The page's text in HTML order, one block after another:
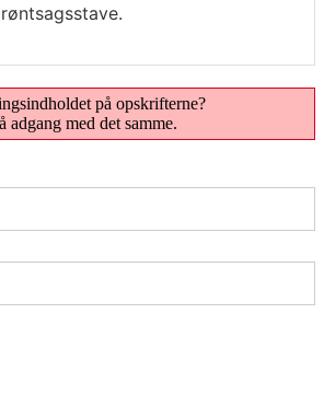
på opskrifterne?
adgang med det samme.